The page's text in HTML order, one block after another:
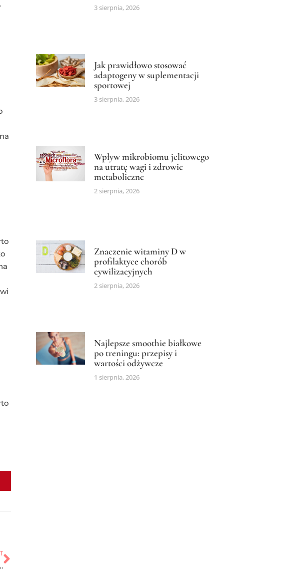
– tylko 7 minut!
3 sierpnia, 2026
Jak prawidłowo stosować
adaptogeny w suplementacji
sportowej
3 sierpnia, 2026
Wpływ mikrobiomu jelitowego
na utratę wagi i zdrowie
metaboliczne
2 sierpnia, 2026
Znaczenie witaminy D w
profilaktyce chorób
cywilizacyjnych
2 sierpnia, 2026
Najlepsze smoothie białkowe
po treningu: przepisy i
wartości odżywcze
1 sierpnia, 2026